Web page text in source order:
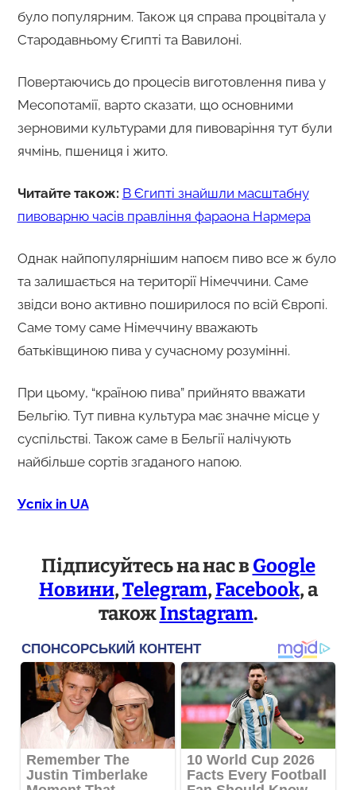
було популярним. Також ця справа процвітала у
Стародавньому Єгипті та Вавилоні.
Повертаючись до процесів виготовлення пива у
Месопотамії, варто сказати, що основними
зерновими культурами для пивоваріння тут були
ячмінь, пшениця і жито.
Читайте також: В Єгипті знайшли масштабну
пивоварню часів правління фараона Нармера
Однак найпопулярнішим напоєм пиво все ж було
та залишається на території Німеччини. Саме
звідси воно активно поширилося по всій Європі.
Саме тому саме Німеччину вважають
батьківщиною пива у сучасному розумінні.
При цьому, “країною пива” прийнято вважати
Бельгію. Тут пивна культура має значне місце у
суспільстві. Також саме в Бельгії налічують
найбільше сортів згаданого напою.
Успіх in UA
Підписуйтесь на нас вGoogle
Новини,Telegram,Facebook, а
такожInstagram.